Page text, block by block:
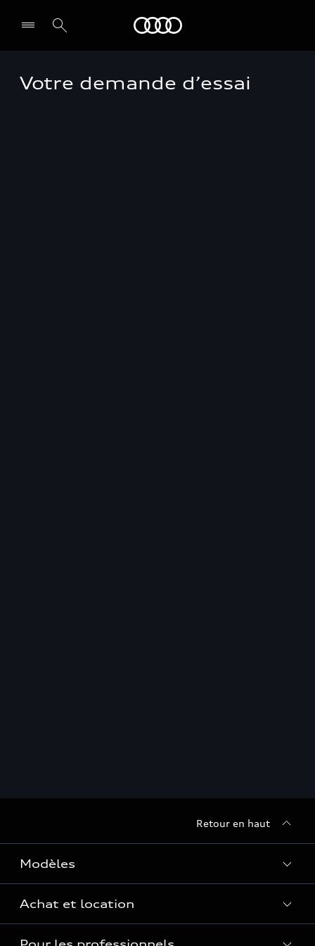
Select dealer
Votre demande d’essai
Retour en haut
Modèles
Voir les modèles
Achat et location